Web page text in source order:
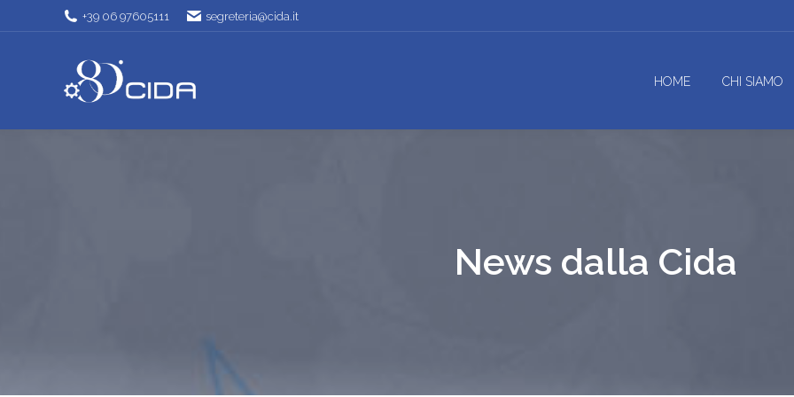
+39 06 97605111 segreteria@cida.it
HOME CHI SIAMO
News dalla Cida